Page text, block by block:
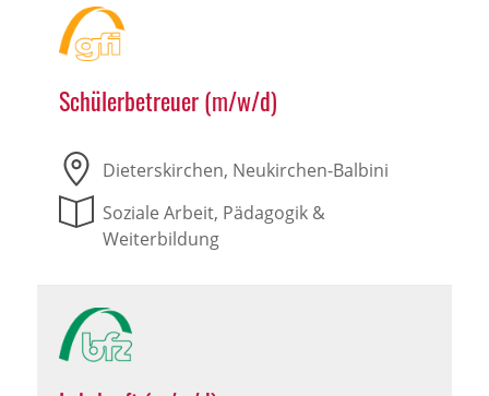
Schülerbetreuer (m/w/d)
Dieterskirchen, Neukirchen-Balbini
Soziale Arbeit, Pädagogik &
Weiterbildung